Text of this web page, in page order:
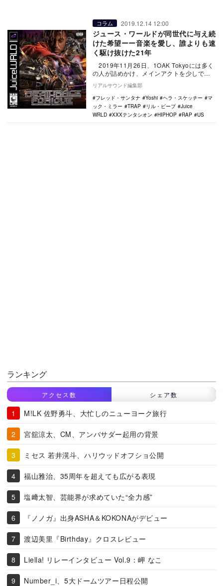
コラム 2019.12.14 12:00
ジュース・ワールドが同世代に与え続
けた希望ーー音楽を愛し、誰よりも速
く駆け抜けた21年
2019年11月26日、1OAK Tokyoには多く
の人が詰めかけ、メインアクトを少しでも
近くから見るためにこれでもか…
リアルサウンド編集部
フレッド・サンタナ
Yoshi ヘラ・スケッチー
マ
ック・ミラー
TRAP リル・ピープ
Juice
WRLD
XXXテンタシオン HIPHOP RAP US
ランキング
アクセス数 シェア数
M!LK 佐野勇斗、大忙しのニューヨーク旅行
宮舘涼太、CM、アンバサダー起用の背景
ミセス 若井滉斗、ハリウッドオフショ公開
福山雅治、35周年を超えても広がる表現
塩﨑太智、芸能界が求めていた“全力感”
『ノノガ』出身ASHA＆KOKONAがデビュー
渡辺美里『Birthday』クロスレビュー
Liella! リレーインタビュー Vol.9：岬 なこ
Number_i、5大ドームツアー日程公開